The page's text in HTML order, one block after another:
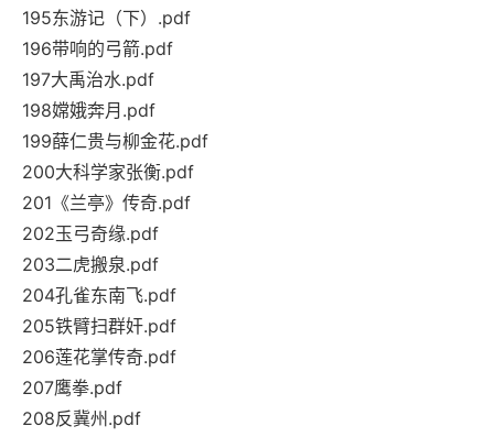
195东游记（下）.pdf
196带响的弓箭.pdf
197大禹治水.pdf
198嫦娥奔月.pdf
199薛仁贵与柳金花.pdf
200大科学家张衡.pdf
201《兰亭》传奇.pdf
202玉弓奇缘.pdf
203二虎搬泉.pdf
204孔雀东南飞.pdf
205铁臂扫群奸.pdf
206莲花掌传奇.pdf
207鹰拳.pdf
208反冀州.pdf